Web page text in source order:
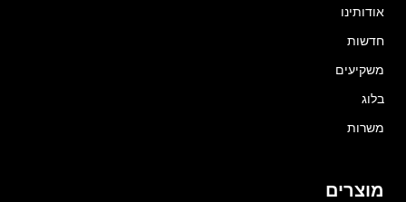
אודותינו
חדשות
משקיעים
בלוג
משרות
מוצרים